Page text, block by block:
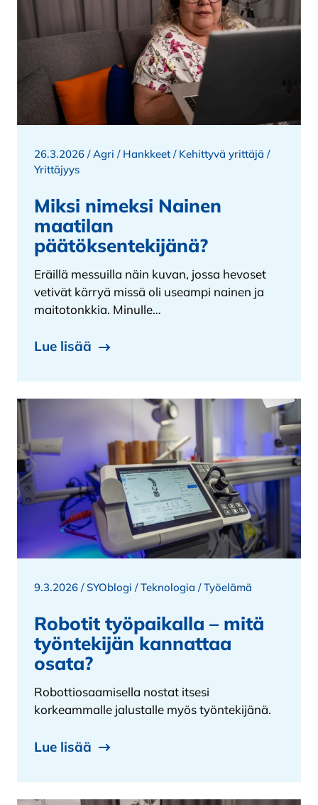
26.3.2026 /Agri / Hankkeet / Kehittyvä yrittäjä /
Yrittäjyys
Miksi nimeksi Nainen
maatilan
päätöksentekijänä?
Eräillä messuilla näin kuvan, jossa hevoset
vetivät kärryä missä oli useampi nainen ja
maitotonkkia. Minulle…
Lue lisää
9.3.2026 /SYOblogi /Teknologia /Työelämä
Robotit työpaikalla – mitä
työntekijän kannattaa
osata?
Robottiosaamisella nostat itsesi
korkeammalle jalustalle myös työntekijänä.
Lue lisää